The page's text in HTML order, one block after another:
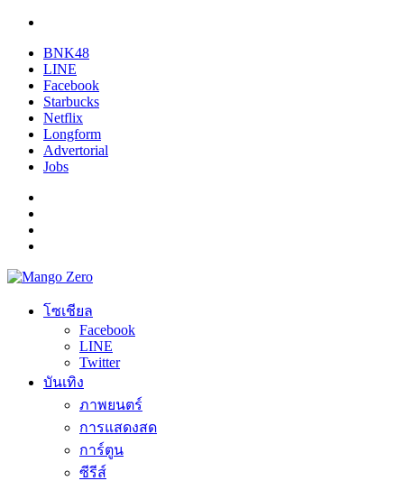
BNK48
LINE
Facebook
Starbucks
Netflix
Longform
Advertorial
Jobs
โซเชียล
Facebook
LINE
Twitter
บันเทิง
ภาพยนตร์
การแสดงสด
การ์ตูน
ซีรีส์